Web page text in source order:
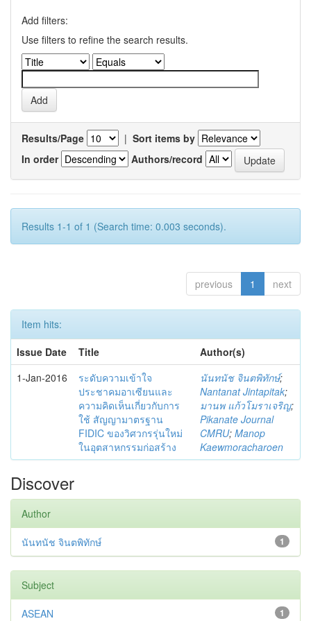
Add filters:
Use filters to refine the search results.
Results/Page | Sort items by
In order
Authors/record
Results 1-1 of 1 (Search time: 0.003 seconds).
previous 1 next
Item hits:
Issue Date
Title
Author(s)
1-Jan-2016
ระดับความเข้าใจ
ประชาคมอาเซียนและ
ความคิดเห็นเกี่ยวกับการ
ใช้ สัญญามาตรฐาน
FIDIC ของวิศวกรรุ่นใหม่
ในอุตสาหกรรมก่อสร้าง
นันทนัช จินตพิทักษ์;
Nantanat Jintapitak;
มานพ แก้วโมราเจริญ;
Pikanate Journal
CMRU; Manop
Kaewmoracharoen
Discover
Author
1
นันทนัช จินตพิทักษ์
Subject
1
ASEAN